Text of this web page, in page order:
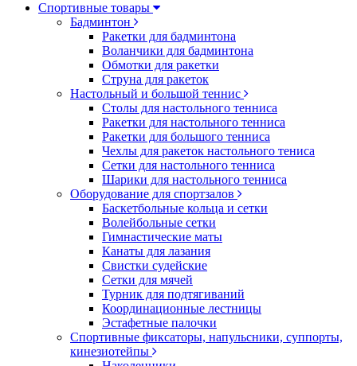
Спортивные товары
Бадминтон
Ракетки для бадминтона
Воланчики для бадминтона
Обмотки для ракетки
Струна для ракеток
Настольный и большой теннис
Столы для настольного тенниса
Ракетки для настольного тенниса
Ракетки для большого тенниса
Чехлы для ракеток настольного тениса
Сетки для настольного тенниса
Шарики для настольного тенниса
Оборудование для спортзалов
Баскетбольные кольца и сетки
Волейбольные сетки
Гимнастические маты
Канаты для лазания
Свистки судейские
Сетки для мячей
Турник для подтягиваний
Координационные лестницы
Эстафетные палочки
Спортивные фиксаторы, напульсники, суппорты,
кинезиотейпы